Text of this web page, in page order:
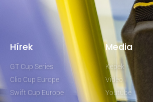
Hírek
GT Cup Series
Clio Cup Europe
Swift Cup Europe
Media
Képek
Video
Youtube